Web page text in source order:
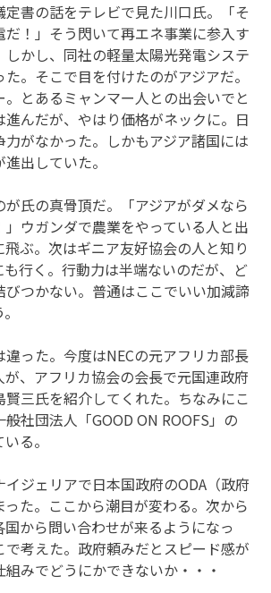
定書の話をテレビで見た川口氏。「そ
だ！」そう閃いて再エネ事業に参入す
しかし、同社の軽量太陽光発電システ
。そこで目を付けたのがアジアだ。
。とあるミャンマー人との出会いでと
進んだが、やはり価格がネックに。日
がなかった。しかもアジア諸国には
出していた。
が氏の真骨頂だ。「アジアがダメなら
ウガンダで農業をやっている人と出
ぶ。次はギニア友好協会の人と知り
も行く。行動力は半端ないのだが、ど
びつかない。普通はここでいい加減諦
違った。今度はNECの元アフリカ部長
が、アフリカ協会の会長で元国連政府
三氏を紹介してくれた。ちなみにこ
社団法人「GOOD ON ROOFS」の
る。
イジェリアで日本国政府のODA（政府
た。ここから潮目が変わる。次から
から問い合わせが来るようになっ
で考えた。政府頼みだとスピード感が
みでどうにかできないか・・・